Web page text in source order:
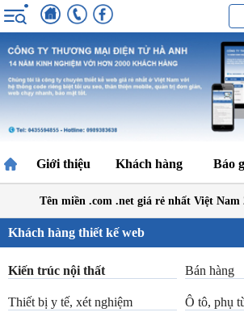
Giới thiệu Khách hàng Báo
Tên miền .com .net giá rẻ nhất Việt Nam
Khách hàng thiết kế web
Kiến trúc nội thất Bán hàng
Thiết bị y tế, xét nghiệm Ô tô, phụ